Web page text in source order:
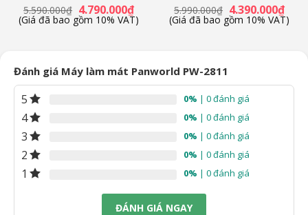
5.590.000₫ Giá
gốc
là:
4.790.000₫Giá
hiện
tại
(Giá đã bao gồm 10% VAT)
5.990.000₫ Giá
gốc
là:
4.390.000₫Giá
hiện
tại
(Giá đã bao gồm 10% VAT)
Đánh giá Máy làm mát Panworld PW-2811
5 0% | 0 đánh giá
4 0% | 0 đánh giá
3 0% | 0 đánh giá
2 0% | 0 đánh giá
1 0% | 0 đánh giá
ĐÁNH GIÁ NGAY